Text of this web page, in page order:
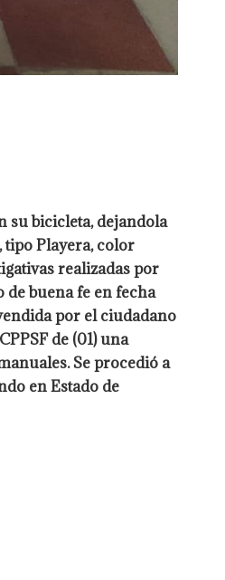
su bicicleta, dejandola
tipo Playera, color
realizadas por
de buena fe en fecha
por el ciudadano
de (01) una
Se procedió a
en Estado de